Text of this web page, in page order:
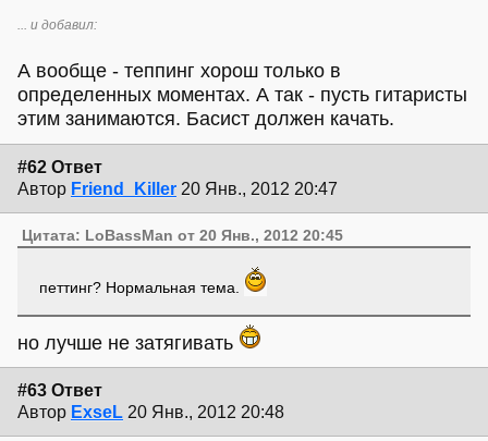
... и добавил:
А вообще - теппинг хорош только в
определенных моментах. А так - пусть гитаристы
этим занимаются. Басист должен качать.
#62 Ответ
Автор Friend_Killer 20 Янв., 2012 20:47
Цитата: LoBassMan от 20 Янв., 2012 20:45
петтинг? Нормальная тема.
но лучше не затягивать
#63 Ответ
Автор ExseL 20 Янв., 2012 20:48